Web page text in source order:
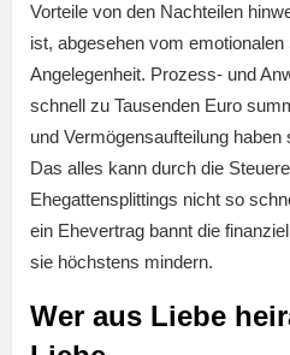
Vorteile von den Nachteilen
ist, abgesehen vom
Angelegenheit. Prozess- und
schnell zu Tausenden Euro
und Vermögensaufteilung
Das alles kann durch die
Ehegattensplittings nicht so
ein Ehevertrag bannt die
sie höchstens mindern.
Wer aus Liebe